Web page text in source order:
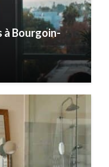
à Bourgoin-